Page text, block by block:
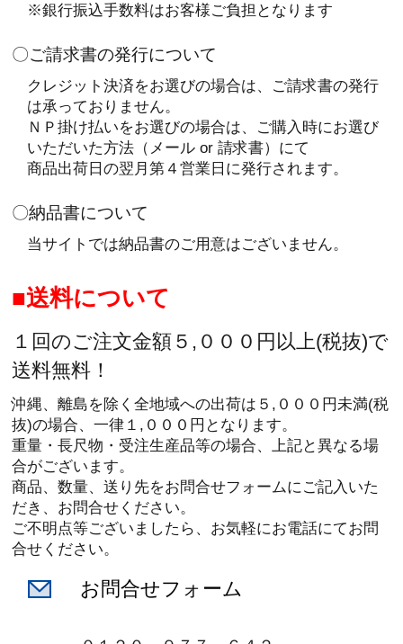
※銀行振込手数料はお客様ご負担となります
〇ご請求書の発行について
クレジット決済をお選びの場合は、ご請求書の発行
は承っておりません。
ＮＰ掛け払いをお選びの場合は、ご購入時にお選び
いただいた方法（メール or 請求書）にて
商品出荷日の翌月第４営業日に発行されます。
〇納品書について
当サイトでは納品書のご用意はございません。
送料について
１回のご注文金額５,０００円以上(税抜)で
送料無料！
沖縄、離島を除く全地域への出荷は５,０００円未満(税
抜)の場合、一律１,０００円となります。
重量・長尺物・受注生産品等の場合、上記と異なる場
合がございます。
商品、数量、送り先をお問合せフォームにご記入いた
だき、お問合せください。
ご不明点等ございましたら、お気軽にお電話にてお問
合せください。
お問合せフォーム